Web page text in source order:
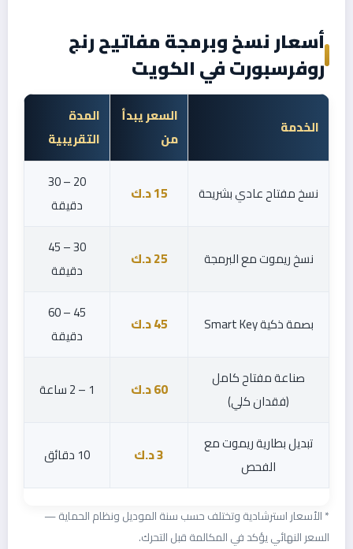
أسعار نسخ وبرمجة مفاتيح رنج
روفرسبورت في الكويت
الخدمة
السعر يبدأ
من
المدة
التقريبية
نسخ مفتاح عادي بشريحة 15 د.ك
20 – 30
دقيقة
نسخ ريموت مع البرمجة 25 د.ك
30 – 45
دقيقة
بصمة ذكية Smart Key 45 د.ك
45 – 60
دقيقة
صناعة مفتاح كامل
(فقدان كلي)
60 د.ك 1 – 2 ساعة
تبديل بطارية ريموت مع
الفحص
3 د.ك 10 دقائق
* الأسعار استرشادية وتختلف حسب سنة الموديل ونظام الحماية —
السعر النهائي يؤكد في المكالمة قبل التحرك.